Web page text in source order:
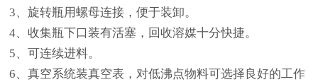
3、旋转瓶用螺母连接，便于装卸。
4、收集瓶下口装有活塞，回收溶媒十分快捷。
5、可连续进料。
6、真空系统装真空表，对低沸点物料可选择良好的工作